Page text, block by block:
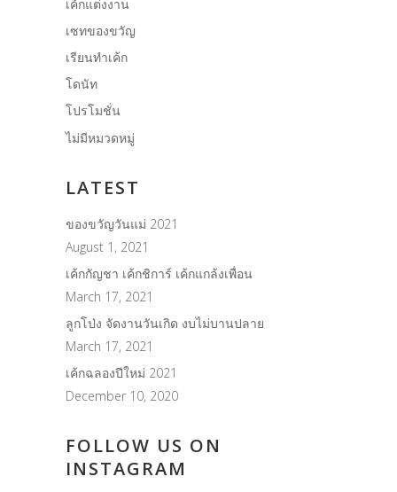
เค้กแต่งงาน
เซทของขวัญ
เรียนทำเค้ก
โดนัท
โปรโมชั่น
ไม่มีหมวดหมู่
LATEST
ของขวัญวันแม่ 2021
August 1, 2021
เค้กกัญชา เค้กชิการ์ เค้กแกล้งเพื่อน
March 17, 2021
ลูกโป่ง จัดงานวันเกิด งบไม่บานปลาย
March 17, 2021
เค้กฉลองปีใหม่ 2021
December 10, 2020
FOLLOW US ON
INSTAGRAM